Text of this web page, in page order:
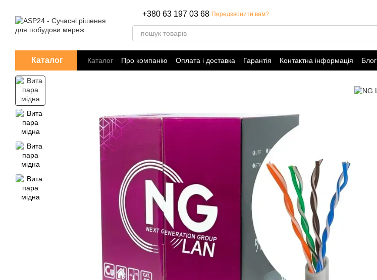
+380 63 197 03 68 Передзвонити вам?
Каталог Каталог Про компанію Оплата і доставка Гарантія Контактна інформація Блог
Політика конфіденційності